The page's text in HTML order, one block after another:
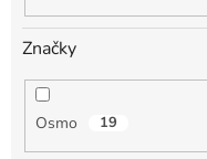
Značky
Osmo 19